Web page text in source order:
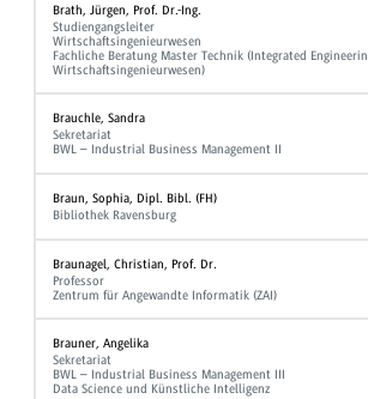
Brath, Jürgen, Prof. Dr.-Ing.
Studiengangsleiter
Wirtschaftsingenieurwesen
Fachliche Beratung Master Technik (Integrated
Wirtschaftsingenieurwesen)
Brauchle, Sandra
Sekretariat
BWL – Industrial Business Management II
Braun, Sophia, Dipl. Bibl. (FH)
Bibliothek Ravensburg
Braunagel, Christian, Prof. Dr.
Professor
Zentrum für Angewandte Informatik (ZAI)
Brauner, Angelika
Sekretariat
BWL – Industrial Business Management III
Data Science und Künstliche Intelligenz